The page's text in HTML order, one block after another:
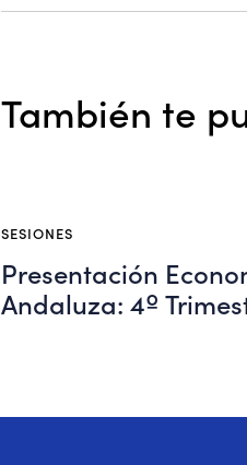
También te
SESIONES
Presentación
Andaluza: 4º